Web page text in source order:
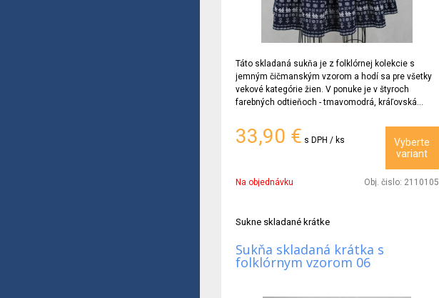
Táto skladaná sukňa je z folklórnej kolekcie s
jemným čičmanským vzorom a hodí sa pre všetky
vekové kategórie žien. V ponuke je v štyroch
farebných odtieňoch - tmavomodrá, kráľovská
33,90 € s DPH / ks
Vyberte
variant
Na objednávku Obj. čislo: 2110105
Sukne skladané krátke
Sukňa skladaná krátka s
folklórnym vzorom 06